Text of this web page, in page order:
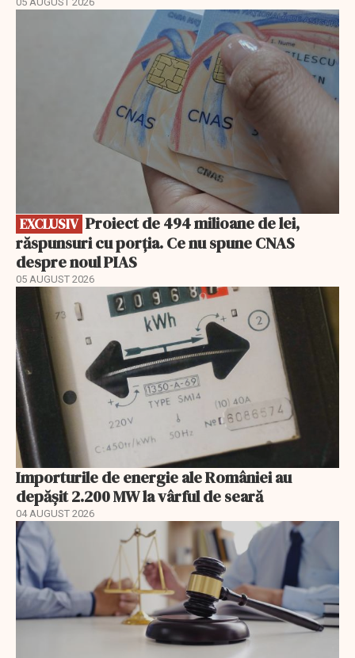
EXCLUSIV
răspunsuri cu porția. Ce nu spune CNAS
despre noul PIAS
05 AUGUST 2026
Importurile de energie ale României au
depășit 2.200 MW la vârful de seară
04 AUGUST 2026